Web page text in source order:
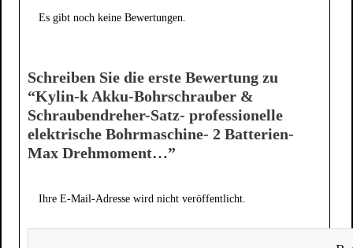
Es gibt noch keine Bewertungen.
Schreiben Sie die erste Bewertung zu
“Kylin-k Akku-Bohrschrauber &
Schraubendreher-Satz- professionelle
elektrische Bohrmaschine- 2 Batterien-
Max Drehmoment…”
Ihre E-Mail-Adresse wird nicht veröffentlicht.